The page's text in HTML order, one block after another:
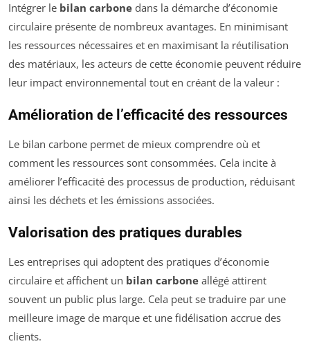
Intégrer le bilan carbone dans la démarche d’économie
circulaire présente de nombreux avantages. En minimisant
les ressources nécessaires et en maximisant la réutilisation
des matériaux, les acteurs de cette économie peuvent réduire
leur impact environnemental tout en créant de la valeur :
Amélioration de l’efficacité des ressources
Le bilan carbone permet de mieux comprendre où et
comment les ressources sont consommées. Cela incite à
améliorer l’efficacité des processus de production, réduisant
ainsi les déchets et les émissions associées.
Valorisation des pratiques durables
Les entreprises qui adoptent des pratiques d’économie
circulaire et affichent un bilan carbone allégé attirent
souvent un public plus large. Cela peut se traduire par une
meilleure image de marque et une fidélisation accrue des
clients.